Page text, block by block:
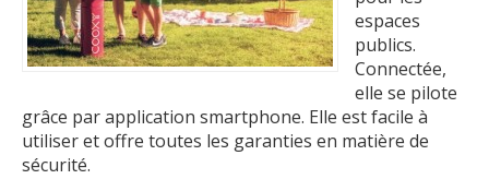
espaces
publics.
Connectée,
elle se pilote
grâce par application smartphone. Elle est facile à
utiliser et offre toutes les garanties en matière de
sécurité.